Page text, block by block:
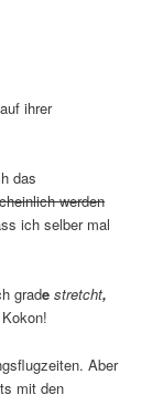
ihrer
das
werden
ich selber mal
gradestretcht,
Aber
mit den